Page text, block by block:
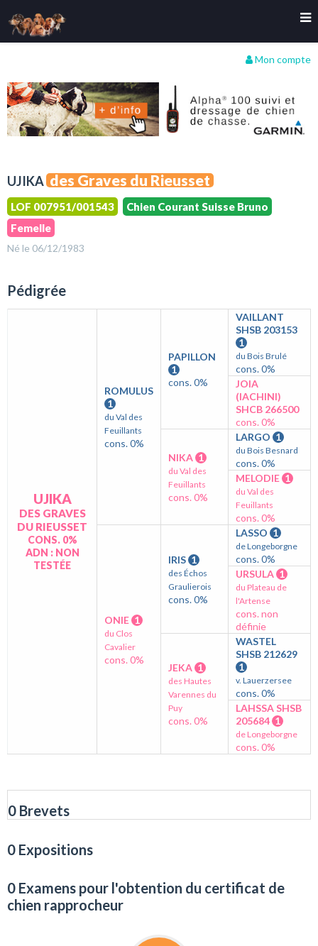
Mon compte
UJIKA des Graves du Rieusset
LOF 007951/001543
Chien Courant Suisse Bruno
Femelle
Né le 06/12/1983
Pédigrée
UJIKA
DES GRAVES
DU RIEUSSET
CONS. 0%
ADN : NON
TESTÉE
ROMULUS
1
du Val des
Feuillants
cons. 0%
PAPILLON
1
cons. 0%
VAILLANT
SHSB 203153
1
du Bois Brulé
cons. 0%
JOIA
(IACHINI)
SHCB 266500
cons. 0%
NIKA 1
du Val des
Feuillants
cons. 0%
LARGO 1
du Bois Besnard
cons. 0%
MELODIE 1
du Val des
Feuillants
cons. 0%
ONIE 1
du Clos
Cavalier
cons. 0%
IRIS 1
des Échos
Graulierois
cons. 0%
LASSO 1
de Longeborgne
cons. 0%
URSULA 1
du Plateau de
l'Artense
cons. non
définie
JEKA 1
des Hautes
Varennes du
Puy
cons. 0%
WASTEL
SHSB 212629
1
v. Lauerzersee
cons. 0%
LAHSSA SHSB
205684 1
de Longeborgne
cons. 0%
0 Brevets
0 Expositions
0 Examens pour l'obtention du certificat de
chien rapprocheur